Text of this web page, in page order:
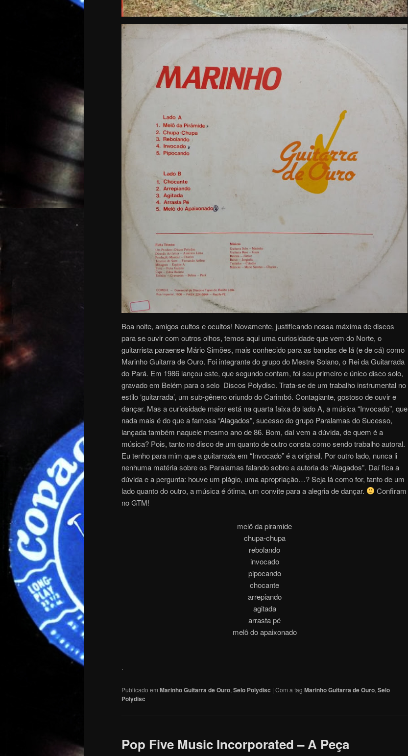
Boa noite, amigos cultos e ocultos! Novamente, justificando nossa máxima de discos
para se ouvir com outros olhos, temos aqui uma curiosidade que vem do Norte, o
guitarrista paraense Mário Simões, mais conhecido para as bandas de lá (e de cá) como
Marinho Guitarra de Ouro. Foi integrante do grupo do Mestre Solano, o Rei da Guitarrada
do Pará. Em 1986 lançou este, que segundo contam, foi seu primeiro e único disco solo,
gravado em Belém para o selo Discos Polydisc. Trata-se de um trabalho instrumental no
estilo ‘guitarrada’, um sub-gênero oriundo do Carimbó. Contagiante, gostoso de ouvir e
dançar. Mas a curiosidade maior está na quarta faixa do lado A, a música “Invocado”, que
nada mais é do que a famosa “Alagados”, sucesso do grupo Paralamas do Sucesso,
lançada também naquele mesmo ano de 86. Bom, daí vem a dúvida, de quem é a
música? Pois, tanto no disco de um quanto de outro consta como sendo trabalho autoral.
Eu tenho para mim que a guitarrada em “Invocado” é a original. Por outro lado, nunca li
nenhuma matéria sobre os Paralamas falando sobre a autoria de “Alagados”. Daí fica a
dúvida e a pergunta: houve um plágio, uma apropriação…? Seja lá como for, tanto de um
lado quanto do outro, a música é ótima, um convite para a alegria de dançar.
Confiram
no GTM!
melô da piramide
chupa-chupa
rebolando
invocado
pipocando
chocante
arrepiando
agitada
arrasta pé
melô do apaixonado
.
Publicado em Marinho Guitarra de Ouro, Selo Polydisc | Com a tag Marinho Guitarra de Ouro, Selo
Polydisc
Pop Five Music Incorporated – A Peça